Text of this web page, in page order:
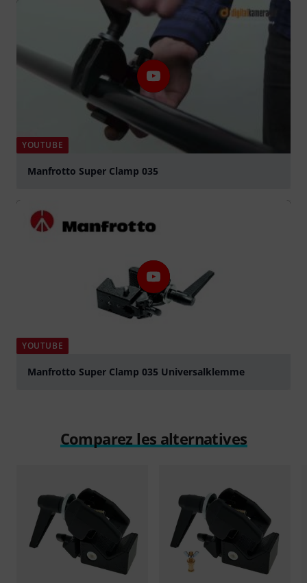
YOUTUBE
Manfrotto Super Clamp 035
YOUTUBE
Manfrotto Super Clamp 035 Universalklemme
Comparez les alternatives